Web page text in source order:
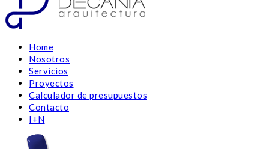
Home
Nosotros
Servicios
Proyectos
Calculador de presupuestos
Contacto
I+N